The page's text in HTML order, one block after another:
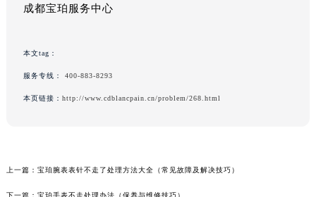
成都宝珀服务中心
本文tag：
服务专线： 400-883-8293
本页链接： http://www.cdblancpain.cn/problem/268.html
上一篇： 宝珀腕表表针不走了处理方法大全（常见故障及解决技巧）
下一篇： 宝珀手表不走处理办法（保养与维修技巧）